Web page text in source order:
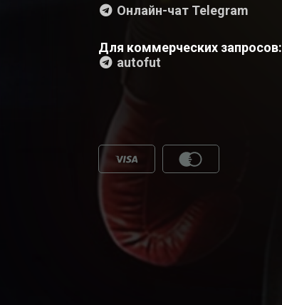
Онлайн-чат Telegram
Для коммерческих запросов:
autofut